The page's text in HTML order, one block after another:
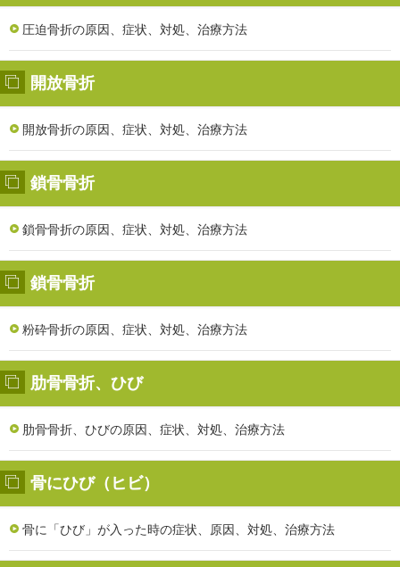
圧迫骨折の原因、症状、対処、治療方法
開放骨折
開放骨折の原因、症状、対処、治療方法
鎖骨骨折
鎖骨骨折の原因、症状、対処、治療方法
鎖骨骨折
粉砕骨折の原因、症状、対処、治療方法
肋骨骨折、ひび
肋骨骨折、ひびの原因、症状、対処、治療方法
骨にひび（ヒビ）
骨に「ひび」が入った時の症状、原因、対処、治療方法